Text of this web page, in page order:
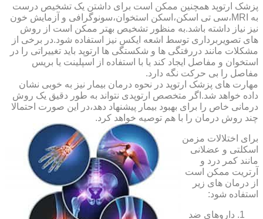
پزشک ارتوپد همچنین ممکن است برای داشتن یک تشخیص درست
به MRI،سی تی اسکن،اسکن استخوان،سونوگرافی و آزمایش خون
نیز نیاز داشته باشد.به منظور تشخیص بهتر ممکن است از روش
های تصویربرداری توسط اشعه ایکس نیز استفاده شود.در برخی از
مشکلات مانند دررفتگی ها و شکستگی ها ارتوپد باید تغییراتی را در
استخوان و مفاصل ایجاد کند یا با استفاده از اسپلینت یا بریس
مفاصل را بی حرکت نگه دارد.
مهارت های پزشک ارتوپد در نحوه درمان بیمار نیز به خوبی نشان
داده خواهد شد.اگر متخصص ارتوپدی نتواند به طور دقیق یک روش
درمانی خاص را برای بهبود بیمار پیشنهاد دهد،در این صورت احتمالا
چند روش درمان را با هم توصیه خواهد کرد.
برای اختلالات مزمن
اسکلتی و عضلانی
مانند کمر درد و
آرتریت ممکن است
از درمان های زیر
استفاده شود:
داروهای ضد